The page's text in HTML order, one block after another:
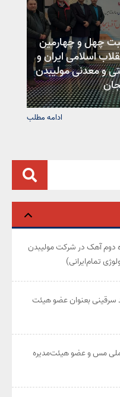
دوم آهک در شرکت مولیبدن
تمام‌ایرانی)
بعنوان عضو هیئت‌
مس و عضو هیئت‌مدیره
چهل و چهارمین
اسلامی ایران و
و معدنی مولیبدن
ادامه مطلب